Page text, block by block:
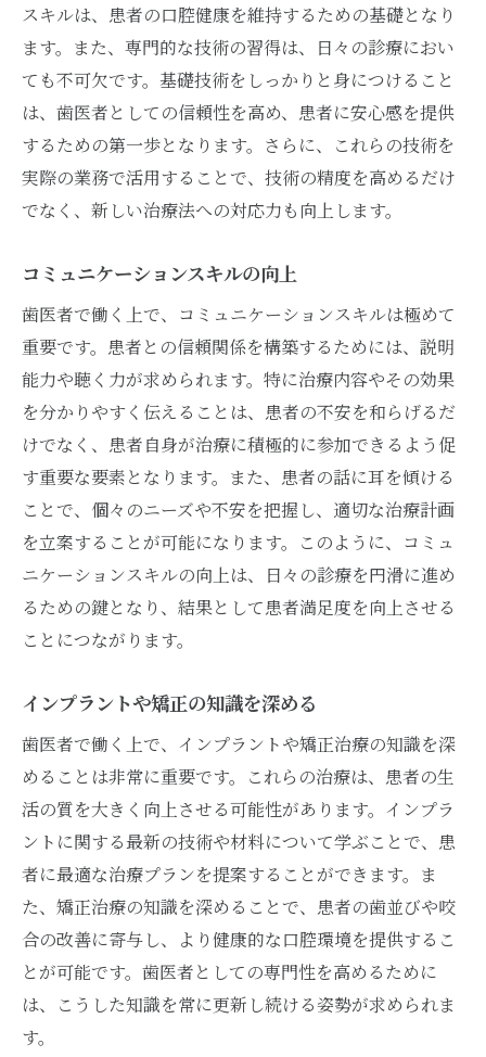
スキルは、患者の口腔健康を維持するための基礎となり
ます。また、専門的な技術の習得は、日々の診療におい
ても不可欠です。基礎技術をしっかりと身につけること
は、歯医者としての信頼性を高め、患者に安心感を提供
するための第一歩となります。さらに、これらの技術を
実際の業務で活用することで、技術の精度を高めるだけ
でなく、新しい治療法への対応力も向上します。
コミュニケーションスキルの向上
歯医者で働く上で、コミュニケーションスキルは極めて
重要です。患者との信頼関係を構築するためには、説明
能力や聴く力が求められます。特に治療内容やその効果
を分かりやすく伝えることは、患者の不安を和らげるだ
けでなく、患者自身が治療に積極的に参加できるよう促
す重要な要素となります。また、患者の話に耳を傾ける
ことで、個々のニーズや不安を把握し、適切な治療計画
を立案することが可能になります。このように、コミュ
ニケーションスキルの向上は、日々の診療を円滑に進め
るための鍵となり、結果として患者満足度を向上させる
ことにつながります。
インプラントや矯正の知識を深める
歯医者で働く上で、インプラントや矯正治療の知識を深
めることは非常に重要です。これらの治療は、患者の生
活の質を大きく向上させる可能性があります。インプラ
ントに関する最新の技術や材料について学ぶことで、患
者に最適な治療プランを提案することができます。ま
た、矯正治療の知識を深めることで、患者の歯並びや咬
合の改善に寄与し、より健康的な口腔環境を提供するこ
とが可能です。歯医者としての専門性を高めるために
は、こうした知識を常に更新し続ける姿勢が求められま
す。